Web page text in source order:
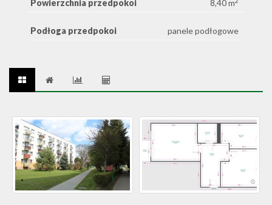
Powierzchnia przedpokoi 8,40 m
Podłoga przedpokoi panele podłogowe